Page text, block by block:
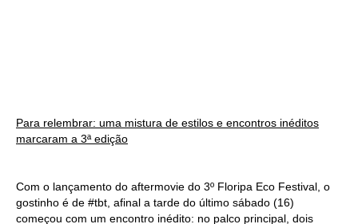
Para relembrar: uma mistura de estilos e encontros inéditos
marcaram a 3ª edição
Com o lançamento do aftermovie do 3º Floripa Eco Festival, o
gostinho é de #tbt, afinal a tarde do último sábado (16)
começou com um encontro inédito: no palco principal, dois